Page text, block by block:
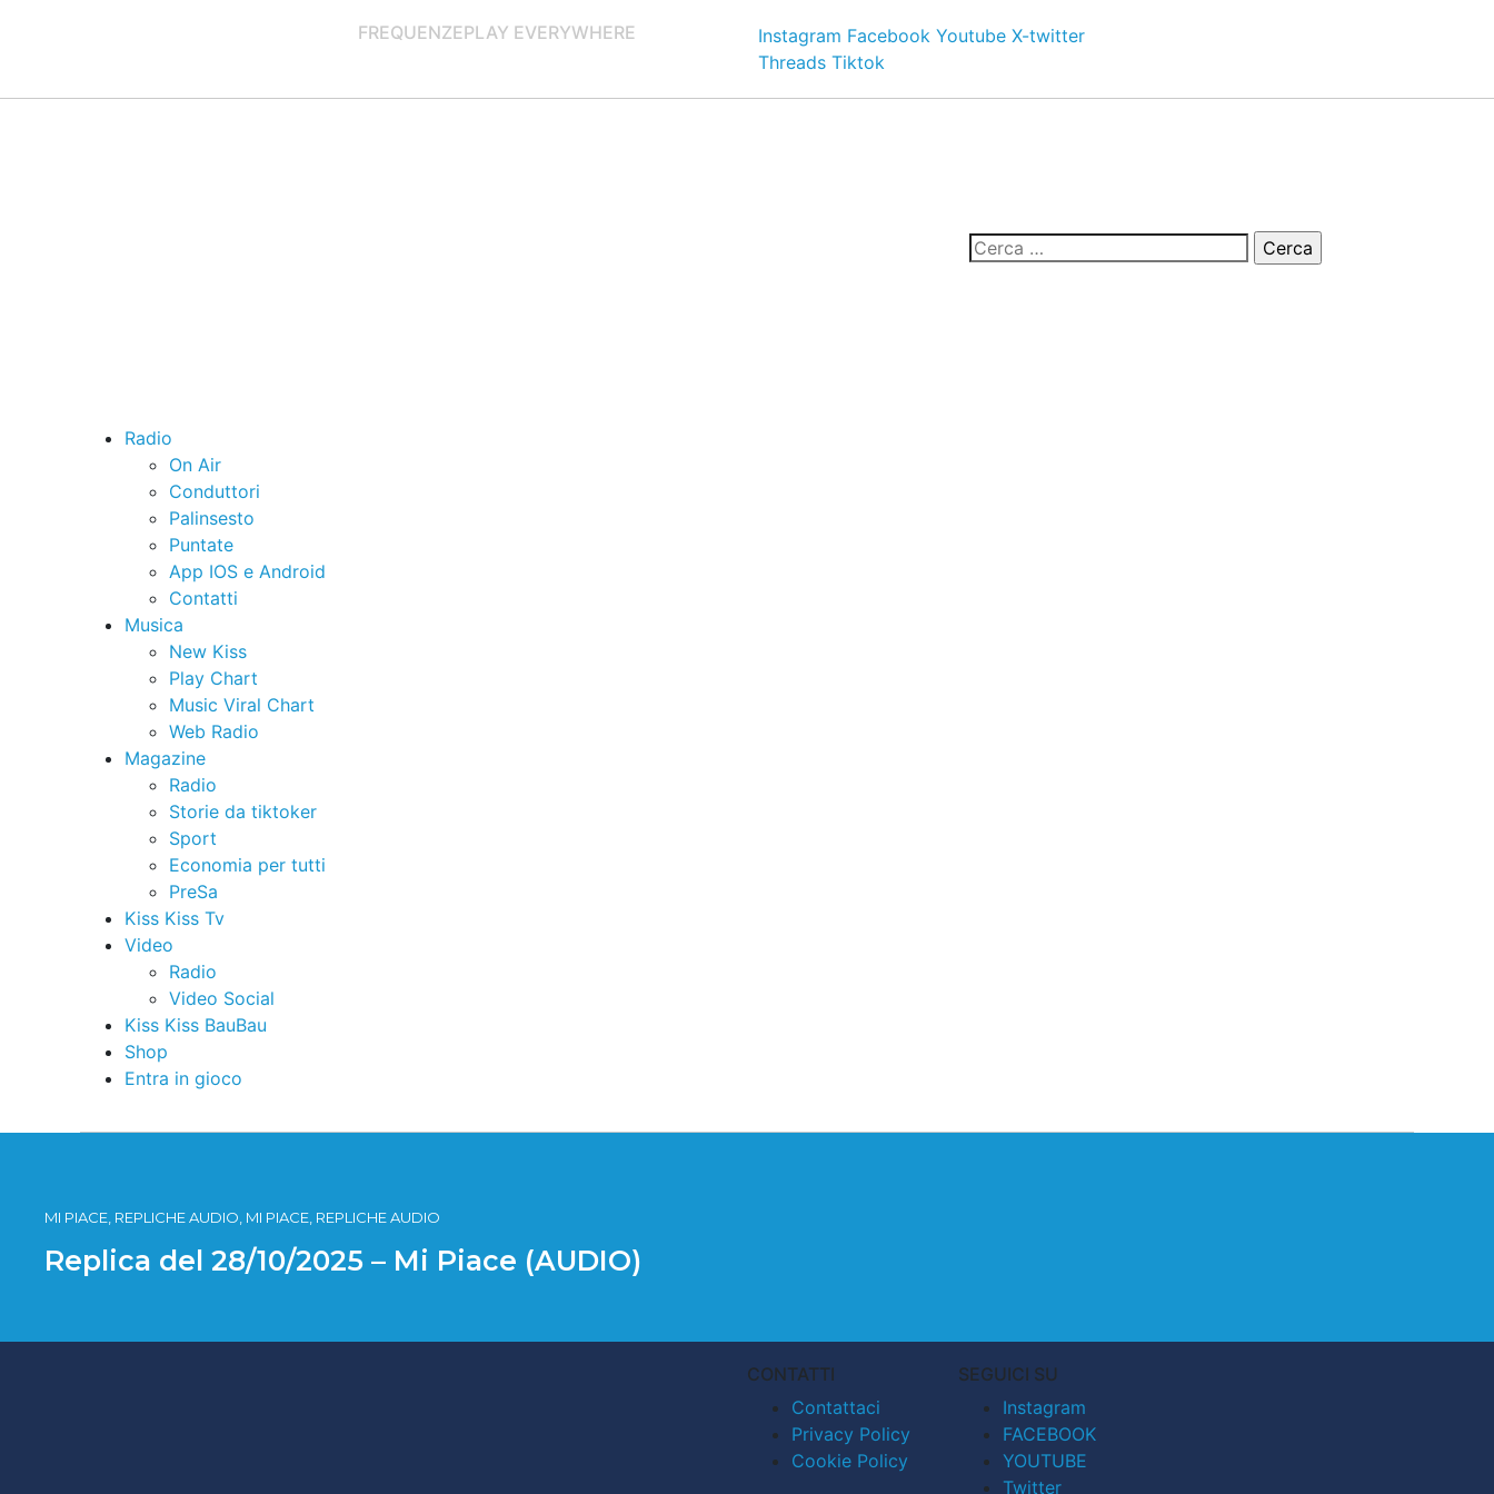
FREQUENZEPLAY EVERYWHERE Instagram Facebook Youtube X-twitter
Threads Tiktok
Radio
On Air
Conduttori
Palinsesto
Puntate
App IOS e Android
Contatti
Musica
New Kiss
Play Chart
Music Viral Chart
Web Radio
Magazine
Radio
Storie da tiktoker
Sport
Economia per tutti
PreSa
Kiss Kiss Tv
Video
Radio
Video Social
Kiss Kiss BauBau
Shop
Entra in gioco
MI PIACE, REPLICHE AUDIO, MI PIACE, REPLICHE AUDIO
Replica del 28/10/2025 – Mi Piace (AUDIO)
CONTATTI
Contattaci
Privacy Policy
Cookie Policy
SEGUICI SU
Instagram
FACEBOOK
YOUTUBE
Twitter